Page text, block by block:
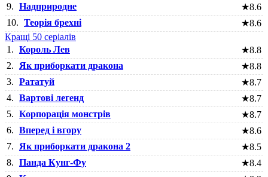
9. Надприродне ★8.6
10. Теорія брехні ★8.6
Кращі 50 серіалів
1. Король Лев ★8.8
2.
Як приборкати дракона ★8.8
3. Рататуй ★8.7
4. Вартові легенд ★8.7
5. Корпорація монстрів ★8.7
6. Вперед і вгору ★8.6
7.
Як приборкати дракона 2 ★8.5
8. Панда Кунг-Фу ★8.4